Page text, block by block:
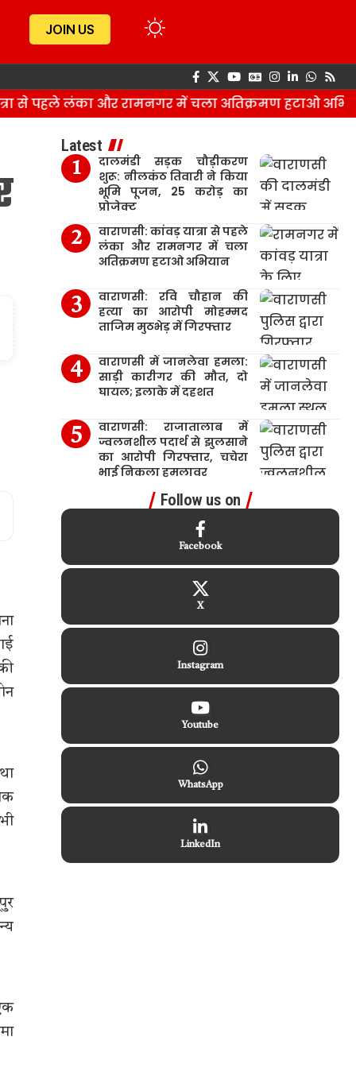
JOIN US
से पहले लंका और रामनगर में चला अतिक्रमण हटाओ अभियान
Latest
दालमंडी सड़क चौड़ीकरण
शुरू: नीलकंठ तिवारी ने किया
भूमि पूजन, 25 करोड़ का
प्रोजेक्ट
वाराणसी: कांवड़ यात्रा से पहले
लंका और रामनगर में चला
अतिक्रमण हटाओ अभियान
वाराणसी: रवि चौहान की
हत्या का आरोपी मोहम्मद
ताजिम मुठभेड़ में गिरफ्तार
वाराणसी में जानलेवा हमला:
साड़ी कारीगर की मौत, दो
घायल; इलाके में दहशत
वाराणसी: राजातालाब में
ज्वलनशील पदार्थ से झुलसाने
का आरोपी गिरफ्तार, चचेरा
भाई निकला हमलावर
Follow us on
Facebook
X
Instagram
Youtube
WhatsApp
LinkedIn